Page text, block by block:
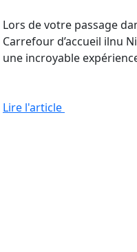
Lors de votre passage
Carrefour d’accueil ilnu
une incroyable
Lire l'article